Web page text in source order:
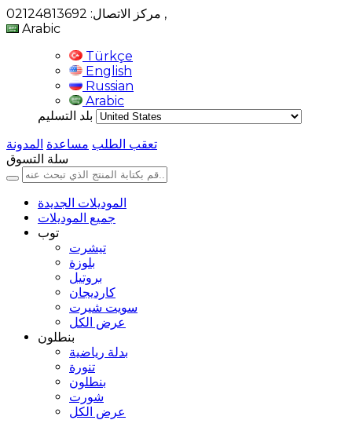
,
Arabic
Türkçe
English
Russian
Arabic
بلد التسليم
تعقب الطلب مساعدة المدونة
سلة التسوق
الموديلات الجديدة
جميع الموديلات
توب
تيشرت
بلوزة
بروتيل
كارديجان
سويت شيرت
عرض الكل
بنطلون
بدلة رياضية
تنورة
بنطلون
شورت
عرض الكل